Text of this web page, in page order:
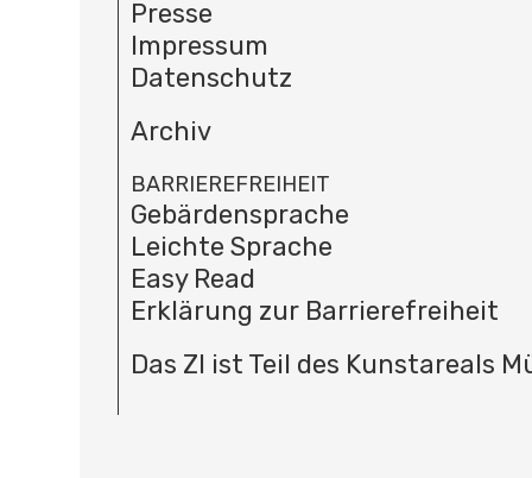
Presse
Impressum
Datenschutz
Archiv
BARRIEREFREIHEIT
Gebärdensprache
Leichte Sprache
Easy Read
Erklärung zur Barrierefreiheit
Das ZI ist Teil des Kunstareals